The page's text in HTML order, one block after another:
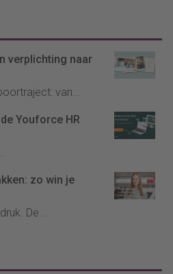
verplichting naar
van...
Youforce HR
zo win je
De...